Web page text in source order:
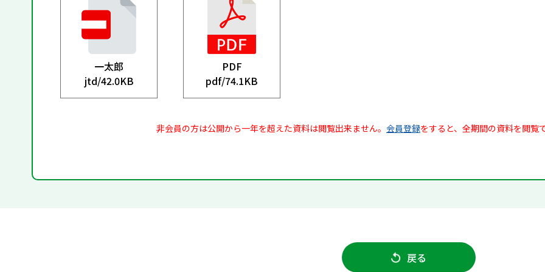
一太郎
jtd/42.0KB
PDF
pdf/74.1KB
非会員の方は公開から一年を超えた資料は閲覧出来ません。 会員登録をすると、全期間の資料を閲覧
戻る